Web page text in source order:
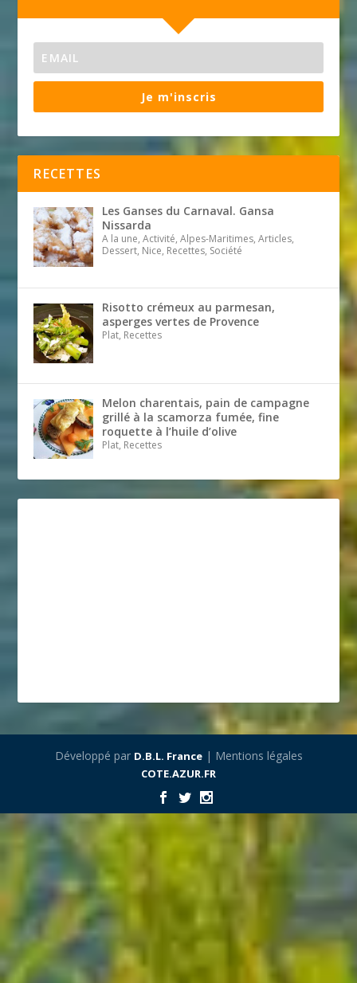
Je m'inscris
RECETTES
Les Ganses du Carnaval. Gansa
Nissarda
A la une, Activité, Alpes-Maritimes, Articles,
Dessert, Nice, Recettes, Société
Risotto crémeux au parmesan,
asperges vertes de Provence
Plat, Recettes
Melon charentais, pain de campagne
grillé à la scamorza fumée, fine
roquette à l’huile d’olive
Plat, Recettes
Développé par D.B.L. France| Mentions légales
COTE.AZUR.FR